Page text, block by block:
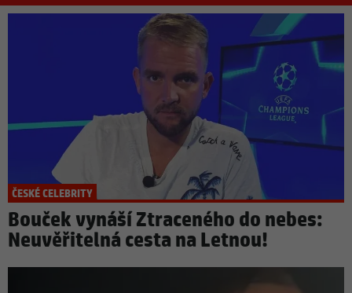
ČESKÉ CELEBRITY
Bouček vynáší Ztraceného do nebes:
Neuvěřitelná cesta na Letnou!